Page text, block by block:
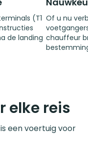
(T1
de landing
Of u nu
chauffeur
elke reis
een voertuig voor